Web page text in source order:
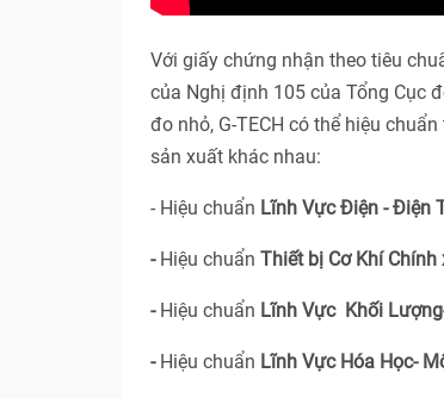
Với giấy chứng nhận theo tiêu
của Nghị định 105 của Tổng Cục
đo nhỏ, G-TECH có thể hiệu
sản xuất khác nhau:
- Hiệu chuẩn Lĩnh Vực Điện - Điện
- Hiệu chuẩn Thiết bị Cơ Khí
- Hiệu chuẩn Lĩnh Vực Khối
- Hiệu chuẩn Lĩnh Vực Hóa Học-